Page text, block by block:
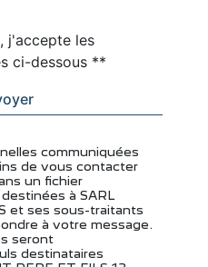
j'accepte les
ci-dessous **
communiquées
de vous contacter
un fichier
à SARL
et ses sous-traitants
à votre message.
seront
destinataires